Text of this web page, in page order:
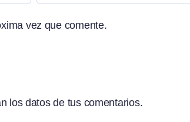
vez que comente.
los datos de tus comentarios.